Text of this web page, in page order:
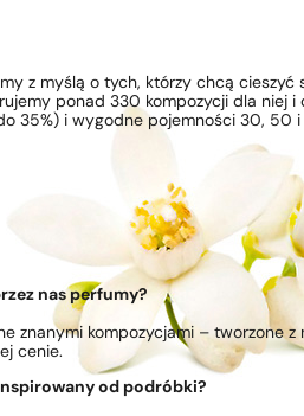
z myślą o tych, którzy chcą cieszyć
ponad 330 kompozycji dla niej i
35%) i wygodne pojemności 30, 50 i
pytania
nas perfumy?
znanymi kompozycjami – tworzone z
cenie.
od podróbki?